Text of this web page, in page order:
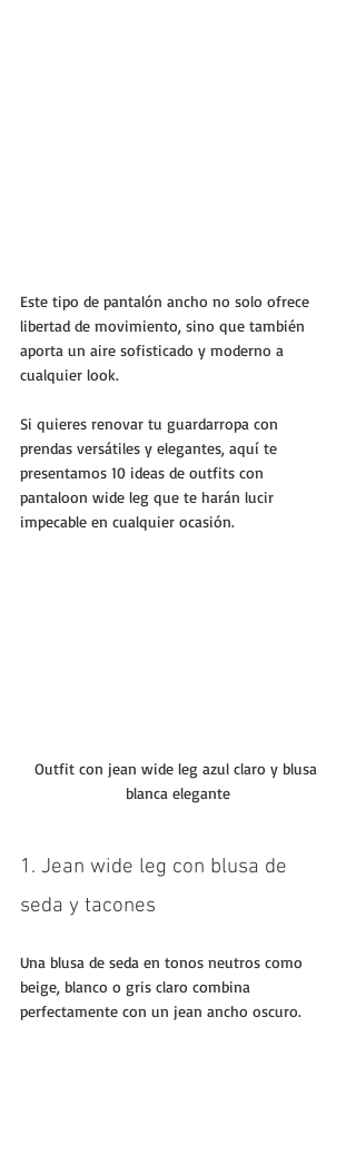
Este tipo de pantalón ancho no solo ofrece
libertad de movimiento, sino que también
aporta un aire sofisticado y moderno a
cualquier look.
Si quieres renovar tu guardarropa con
prendas versátiles y elegantes, aquí te
presentamos 10 ideas de outfits con
pantaloon wide leg que te harán lucir
impecable en cualquier ocasión.
Outfit con jean wide leg azul claro y blusa
blanca elegante
1. Jean wide leg con blusa de
seda y tacones
Una blusa de seda en tonos neutros como
beige, blanco o gris claro combina
perfectamente con un jean ancho oscuro.